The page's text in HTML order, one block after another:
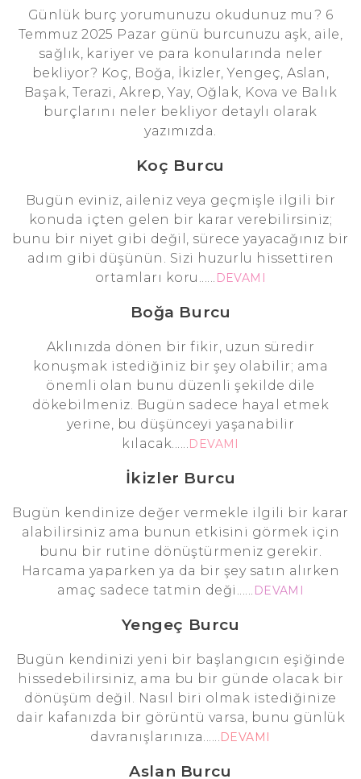
Günlük burç yorumunuzu okudunuz mu? 6
Temmuz 2025 Pazar günü burcunuzu aşk, aile,
sağlık, kariyer ve para konularında neler
bekliyor? Koç, Boğa, İkizler, Yengeç, Aslan,
Başak, Terazi, Akrep, Yay, Oğlak, Kova ve Balık
burçlarını neler bekliyor detaylı olarak
yazımızda.
Koç Burcu
Bugün eviniz, aileniz veya geçmişle ilgili bir
konuda içten gelen bir karar verebilirsiniz;
bunu bir niyet gibi değil, sürece yayacağınız bir
adım gibi düşünün. Sizi huzurlu hissettiren
ortamları koru...... DEVAMI
Boğa Burcu
Aklınızda dönen bir fikir, uzun süredir
konuşmak istediğiniz bir şey olabilir; ama
önemli olan bunu düzenli şekilde dile
dökebilmeniz. Bugün sadece hayal etmek
yerine, bu düşünceyi yaşanabilir
kılacak......DEVAMI
İkizler Burcu
Bugün kendinize değer vermekle ilgili bir karar
alabilirsiniz ama bunun etkisini görmek için
bunu bir rutine dönüştürmeniz gerekir.
Harcama yaparken ya da bir şey satın alırken
amaç sadece tatmin deği...... DEVAMI
Yengeç Burcu
Bugün kendinizi yeni bir başlangıcın eşiğinde
hissedebilirsiniz, ama bu bir günde olacak bir
dönüşüm değil. Nasıl biri olmak istediğinize
dair kafanızda bir görüntü varsa, bunu günlük
davranışlarınıza......DEVAMI
Aslan Burcu